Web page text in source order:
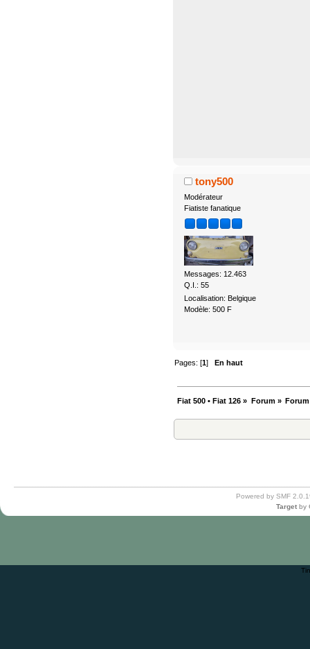
tony500
Modérateur
Fiatiste fanatique
Messages: 12.463
Q.I.: 55
Localisation: Belgique
Modèle: 500 F
Pages: [1]En haut
Fiat 500 • Fiat 126 » Forum»
Powered by SMF
Target by